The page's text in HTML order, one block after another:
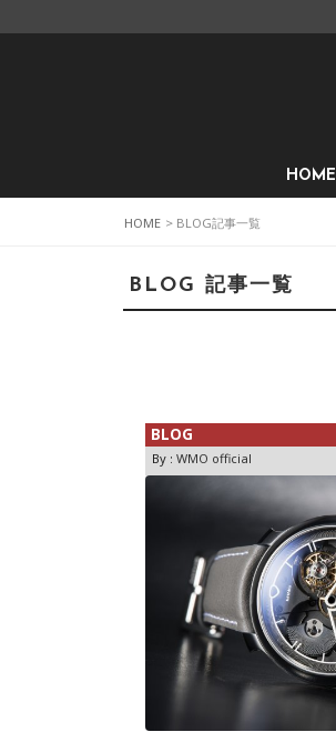
HOME
HOME > BLOG記事一覧
BLOG 記事一覧
BLOG
By : WMO official